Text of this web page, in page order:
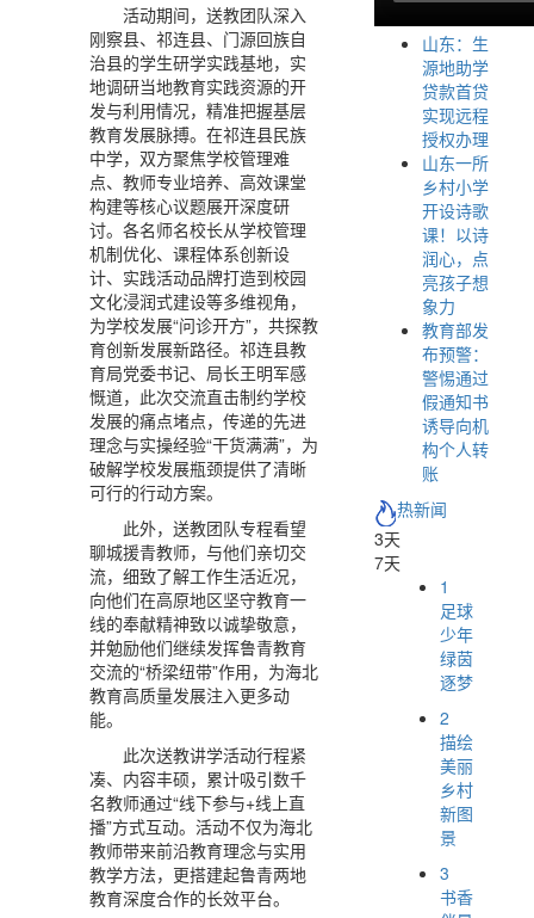
活动期间，送教团队深入
刚察县、祁连县、门源回族自
治县的学生研学实践基地，实
地调研当地教育实践资源的开
发与利用情况，精准把握基层
教育发展脉搏。在祁连县民族
中学，双方聚焦学校管理难
点、教师专业培养、高效课堂
构建等核心议题展开深度研
讨。各名师名校长从学校管理
机制优化、课程体系创新设
计、实践活动品牌打造到校园
文化浸润式建设等多维视角，
为学校发展“问诊开方”，共探教
育创新发展新路径。祁连县教
育局党委书记、局长王明军感
慨道，此次交流直击制约学校
发展的痛点堵点，传递的先进
理念与实操经验“干货满满”，为
破解学校发展瓶颈提供了清晰
可行的行动方案。
此外，送教团队专程看望
聊城援青教师，与他们亲切交
流，细致了解工作生活近况，
向他们在高原地区坚守教育一
线的奉献精神致以诚挚敬意，
并勉励他们继续发挥鲁青教育
交流的“桥梁纽带”作用，为海北
教育高质量发展注入更多动
能。
此次送教讲学活动行程紧
凑、内容丰硕，累计吸引数千
名教师通过“线下参与+线上直
播”方式互动。活动不仅为海北
教师带来前沿教育理念与实用
教学方法，更搭建起鲁青两地
教育深度合作的长效平台。
山东：生
源地助学
贷款首贷
实现远程
授权办理
山东一所
乡村小学
开设诗歌
课！以诗
润心，点
亮孩子想
象力
教育部发
布预警：
警惕通过
假通知书
诱导向机
构个人转
账
热新闻
3天
7天
1
足球
少年
绿茵
逐梦
2
描绘
美丽
乡村
新图
景
3
书香